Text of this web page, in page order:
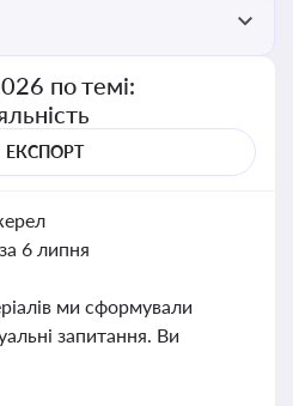
по темі:
ЕКСПОРТ
6 липня
ми сформували
запитання. Ви